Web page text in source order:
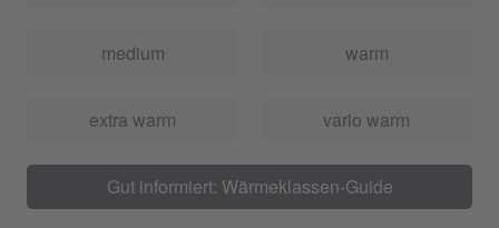
medium warm
extra warm vario warm
Gut informiert: Wärmeklassen-Guide